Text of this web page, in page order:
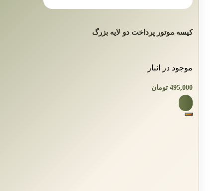
کیسه موتور پرداخت دو لایه بزرگ
موجود در انبار
495,000 تومان